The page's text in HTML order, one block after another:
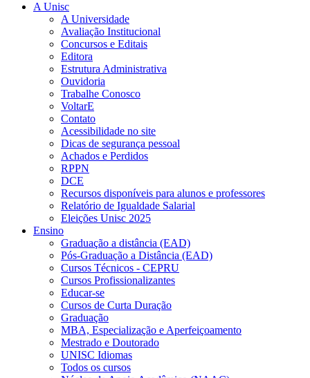
A Unisc
A Universidade
Avaliação Institucional
Concursos e Editais
Editora
Estrutura Administrativa
Ouvidoria
Trabalhe Conosco
VoltarE
Contato
Acessibilidade no site
Dicas de segurança pessoal
Achados e Perdidos
RPPN
DCE
Recursos disponíveis para alunos e professores
Relatório de Igualdade Salarial
Eleições Unisc 2025
Ensino
Graduação a distância (EAD)
Pós-Graduação a Distância (EAD)
Cursos Técnicos - CEPRU
Cursos Profissionalizantes
Educar-se
Cursos de Curta Duração
Graduação
MBA, Especialização e Aperfeiçoamento
Mestrado e Doutorado
UNISC Idiomas
Todos os cursos